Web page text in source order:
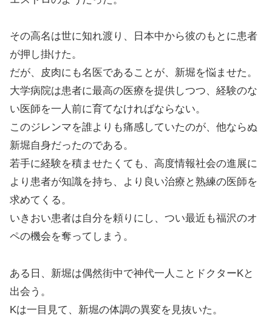
その高名は世に知れ渡り、日本中から彼のもとに患者
が押し掛けた。
だが、皮肉にも名医であることが、新堀を悩ませた。
大学病院は患者に最高の医療を提供しつつ、経験のな
い医師を一人前に育てなければならない。
このジレンマを誰よりも痛感していたのが、他ならぬ
新堀自身だったのである。
若手に経験を積ませたくても、高度情報社会の進展に
より患者が知識を持ち、より良い治療と熟練の医師を
求めてくる。
いきおい患者は自分を頼りにし、つい最近も福沢のオ
ペの機会を奪ってしまう。
ある日、新堀は偶然街中で神代一人ことドクターKと
出会う。
Kは一目見て、新堀の体調の異変を見抜いた。